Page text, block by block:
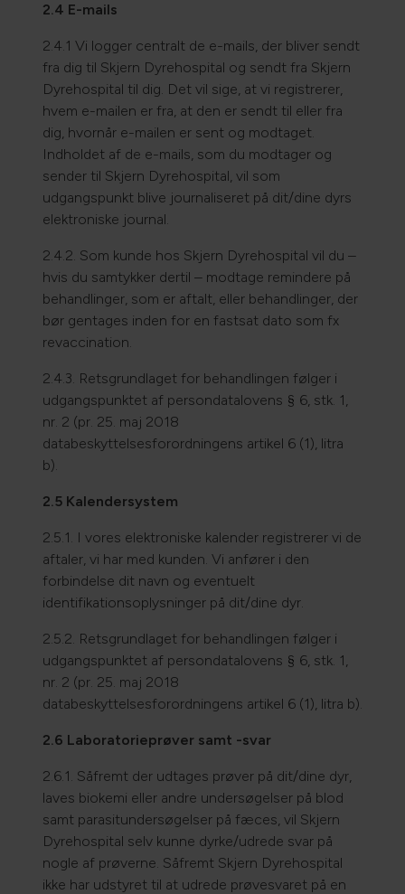
2.4 E-mails
2.4.1 Vi logger centralt de e-mails, der bliver sendt
fra dig til Skjern Dyrehospital og sendt fra Skjern
Dyrehospital til dig. Det vil sige, at vi registrerer,
hvem e-mailen er fra, at den er sendt til eller fra
dig, hvornår e-mailen er sent og modtaget.
Indholdet af de e-mails, som du modtager og
sender til Skjern Dyrehospital, vil som
udgangspunkt blive journaliseret på dit/dine dyrs
elektroniske journal.
2.4.2. Som kunde hos Skjern Dyrehospital vil du –
hvis du samtykker dertil – modtage remindere på
behandlinger, som er aftalt, eller behandlinger, der
bør gentages inden for en fastsat dato som fx
revaccination.
2.4.3. Retsgrundlaget for behandlingen følger i
udgangspunktet af persondatalovens § 6, stk. 1,
nr. 2 (pr. 25. maj 2018
databeskyttelsesforordningens artikel 6 (1), litra
b).
2.5 Kalendersystem
2.5.1. I vores elektroniske kalender registrerer vi de
aftaler, vi har med kunden. Vi anfører i den
forbindelse dit navn og eventuelt
identifikationsoplysninger på dit/dine dyr.
2.5.2. Retsgrundlaget for behandlingen følger i
udgangspunktet af persondatalovens § 6, stk. 1,
nr. 2 (pr. 25. maj 2018
databeskyttelsesforordningens artikel 6 (1), litra b).
2.6 Laboratorieprøver samt -svar
2.6.1. Såfremt der udtages prøver på dit/dine dyr,
laves biokemi eller andre undersøgelser på blod
samt parasitundersøgelser på fæces, vil Skjern
Dyrehospital selv kunne dyrke/udrede svar på
nogle af prøverne. Såfremt Skjern Dyrehospital
ikke har udstyret til at udrede prøvesvaret på en